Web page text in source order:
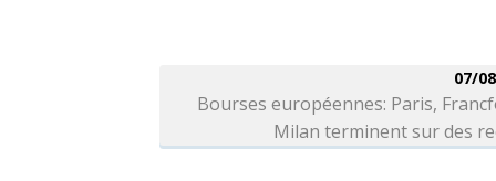
07/
Bourses européennes: Paris,
Milan terminent sur des